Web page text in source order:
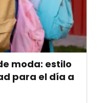
moda: estilo
para el día a